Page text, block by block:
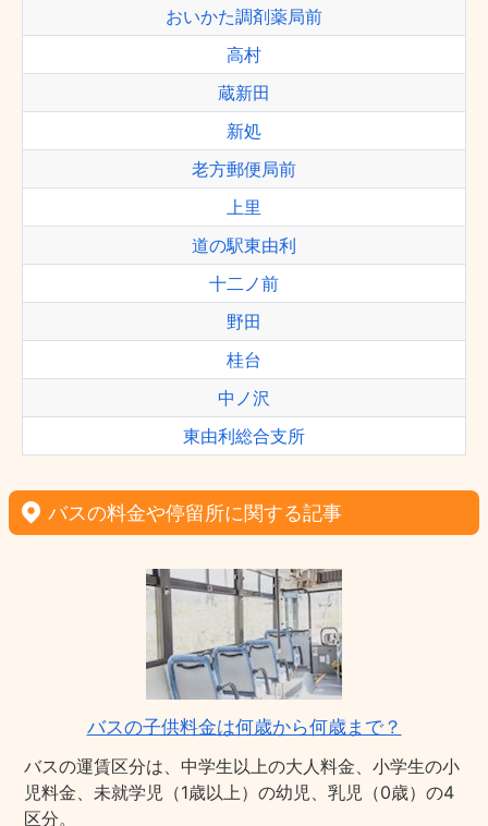
おいかた調剤薬局前
高村
蔵新田
新処
老方郵便局前
上里
道の駅東由利
十二ノ前
野田
桂台
中ノ沢
東由利総合支所
バスの料金や停留所に関する記事
バスの子供料金は何歳から何歳まで？
バスの運賃区分は、中学生以上の大人料金、小学生の小
児料金、未就学児（1歳以上）の幼児、乳児（0歳）の4
区分。